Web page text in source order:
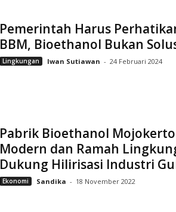
Pemerintah Harus
BBM, Bioethanol Bukan
Lingkungan Iwan Sutiawan - 24 Februari 2024
Pabrik Bioethanol
Modern dan Ramah
Dukung Hilirisasi Industri
Ekonomi Sandika - 18 November 2022